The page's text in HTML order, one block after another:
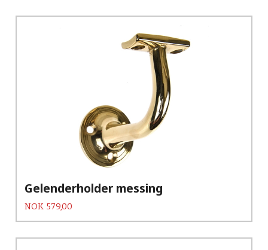
Gelenderholder messing
Pris
NOK 579,00